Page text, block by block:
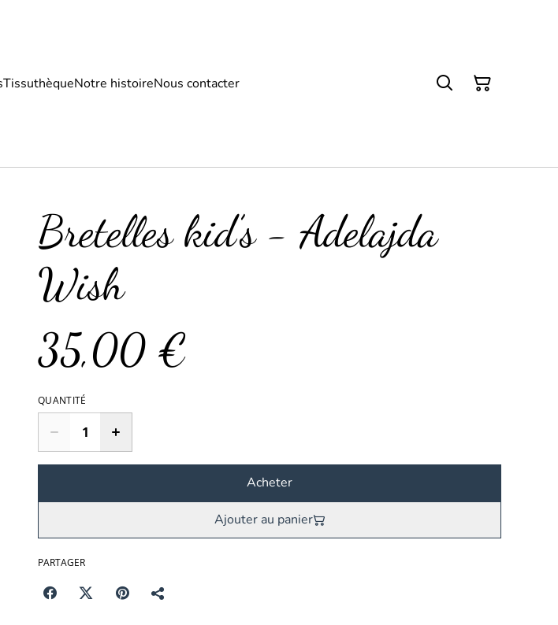
TissuthèqueNotre histoireNous contacter
Bretelles kid’s - Adelajda
Wish
35,00 €
QUANTITÉ
Acheter
Ajouter au panier
PARTAGER